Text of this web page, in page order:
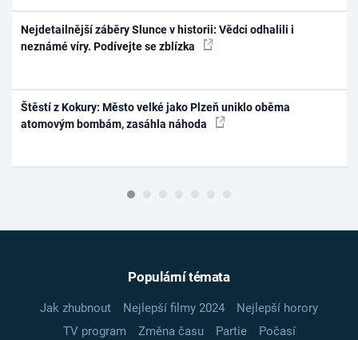
Nejdetailnější záběry Slunce v historii: Vědci odhalili i
neznámé víry. Podívejte se zblízka
Štěstí z Kokury: Město velké jako Plzeň uniklo oběma
atomovým bombám, zasáhla náhoda
Populární témata
Jak zhubnout Nejlepší filmy 2024
Nejlepší horory
TV program
Změna času Partie
Počasí